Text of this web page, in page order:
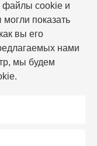
файлы cookie и
показать
вы его
нами
мы будем
– 19:00